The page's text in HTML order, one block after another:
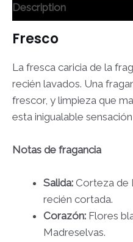
Description
Fresco
La fresca caricia de la
recién lavados. Una
frescor, y limpieza que
esta inigualable
Notas de fragancia
Salida: Corteza de
recién cortada.
Corazón: Flores
Madreselvas.